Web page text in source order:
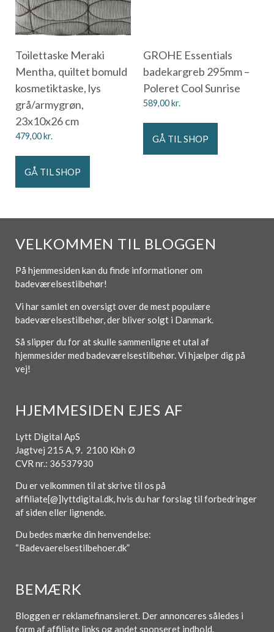
Toilettaske Meraki
Mentha, quiltet bomuld
kosmetiktaske, lys
grå/armygrøn,
23x10x26 cm
479,00kr.
GÅ TIL SHOP
GROHE Essentials
badekargreb 295mm –
Poleret Cool Sunrise
589,00kr.
GÅ TIL SHOP
VELKOMMEN TIL BLOGGEN
På hjemmesiden kan du finde informationer om
badeværelsestilbehør!
Vi har samlet en oversigt over de mest populære
badeværelsestilbehør, der bliver solgt i Danmark.
Så slipper du for at skulle sammenligne et utal af
hjemmesider med badeværelsestilbehør. Vi hjælper dig på
vej!
HJEMMESIDEN EJES AF
Lytt Digital ApS
Jagtvej 215 A, 9. 2100 Kbh Ø
CVR nr.: 36537930
Du er velkommen til at skrive til os på
affiliate[@]lyttdigital.dk, hvis du har forslag til forbedringer
af siden eller lignende.
Du bedes mærke din henvendelse:
“Badevaerelsestilbehoer.dk”
BEMÆRK
Bloggen er reklamefinansieret. Der annonceres således i
form af affiliate links og andet sponseret indhold.